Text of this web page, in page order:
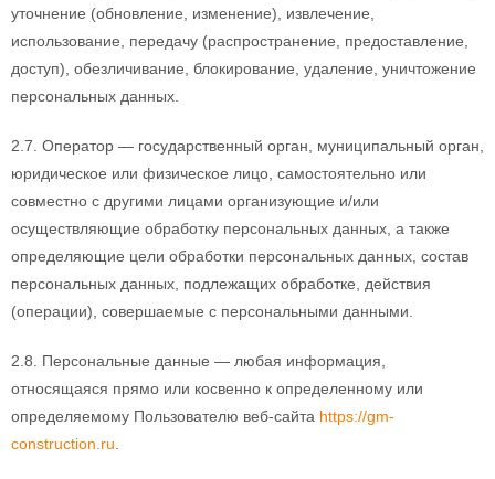
уточнение (обновление, изменение), извлечение,
использование, передачу (распространение, предоставление,
доступ), обезличивание, блокирование, удаление, уничтожение
персональных данных.
2.7. Оператор — государственный орган, муниципальный орган,
юридическое или физическое лицо, самостоятельно или
совместно с другими лицами организующие и/или
осуществляющие обработку персональных данных, а также
определяющие цели обработки персональных данных, состав
персональных данных, подлежащих обработке, действия
(операции), совершаемые с персональными данными.
2.8. Персональные данные — любая информация,
относящаяся прямо или косвенно к определенному или
определяемому Пользователю веб-сайта https://gm-
construction.ru